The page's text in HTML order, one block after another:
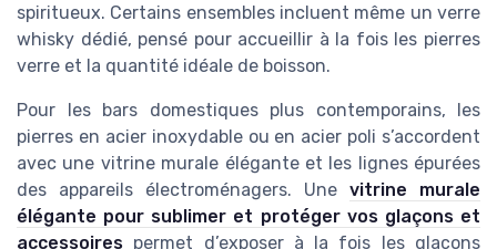
spiritueux. Certains ensembles incluent même un verre
whisky dédié, pensé pour accueillir à la fois les pierres
verre et la quantité idéale de boisson.
Pour les bars domestiques plus contemporains, les
pierres en acier inoxydable ou en acier poli s’accordent
avec une vitrine murale élégante et les lignes épurées
des appareils électroménagers. Une vitrine murale
élégante pour sublimer et protéger vos glaçons et
accessoires permet d’exposer à la fois les glaçons